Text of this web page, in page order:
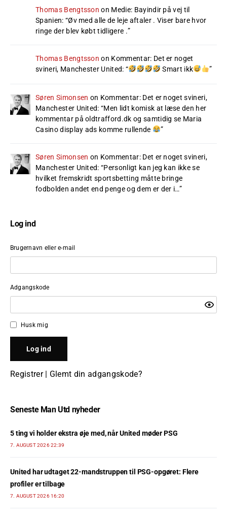
Thomas Bengtsson on Medie: Bayindir på vej til
Spanien: “Øv med alle de leje aftaler . Viser bare hvor
ringe der blev købt tidligere .”
Thomas Bengtsson on Kommentar: Det er noget
svineri, Manchester United: “ Smart ikk ”
Søren Simonsen on Kommentar: Det er noget svineri,
Manchester United: “Men lidt komisk at læse den her
kommentar på oldtrafford.dk og samtidig se Maria
Casino display ads komme rullende
”
Søren Simonsen on Kommentar: Det er noget svineri,
Manchester United: “Personligt kan jeg kan ikke se
hvilket fremskridt sportsbetting måtte bringe
fodbolden andet end penge og dem er der i…”
Log ind
Brugernavn eller e-mail
Adgangskode
Husk mig
Registrer| Glemt din adgangskode?
Seneste Man Utd nyheder
5 ting vi holder ekstra øje med, når United møder PSG
7. AUGUST 2026 22:39
United har udtaget 22-mandstruppen til PSG-opgøret: Flere
profiler er tilbage
7. AUGUST 2026 16:20